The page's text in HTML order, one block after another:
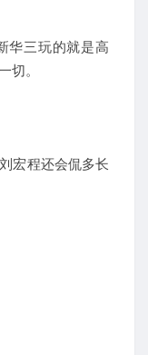
华三玩的就是高
切。
宏程还会侃多长